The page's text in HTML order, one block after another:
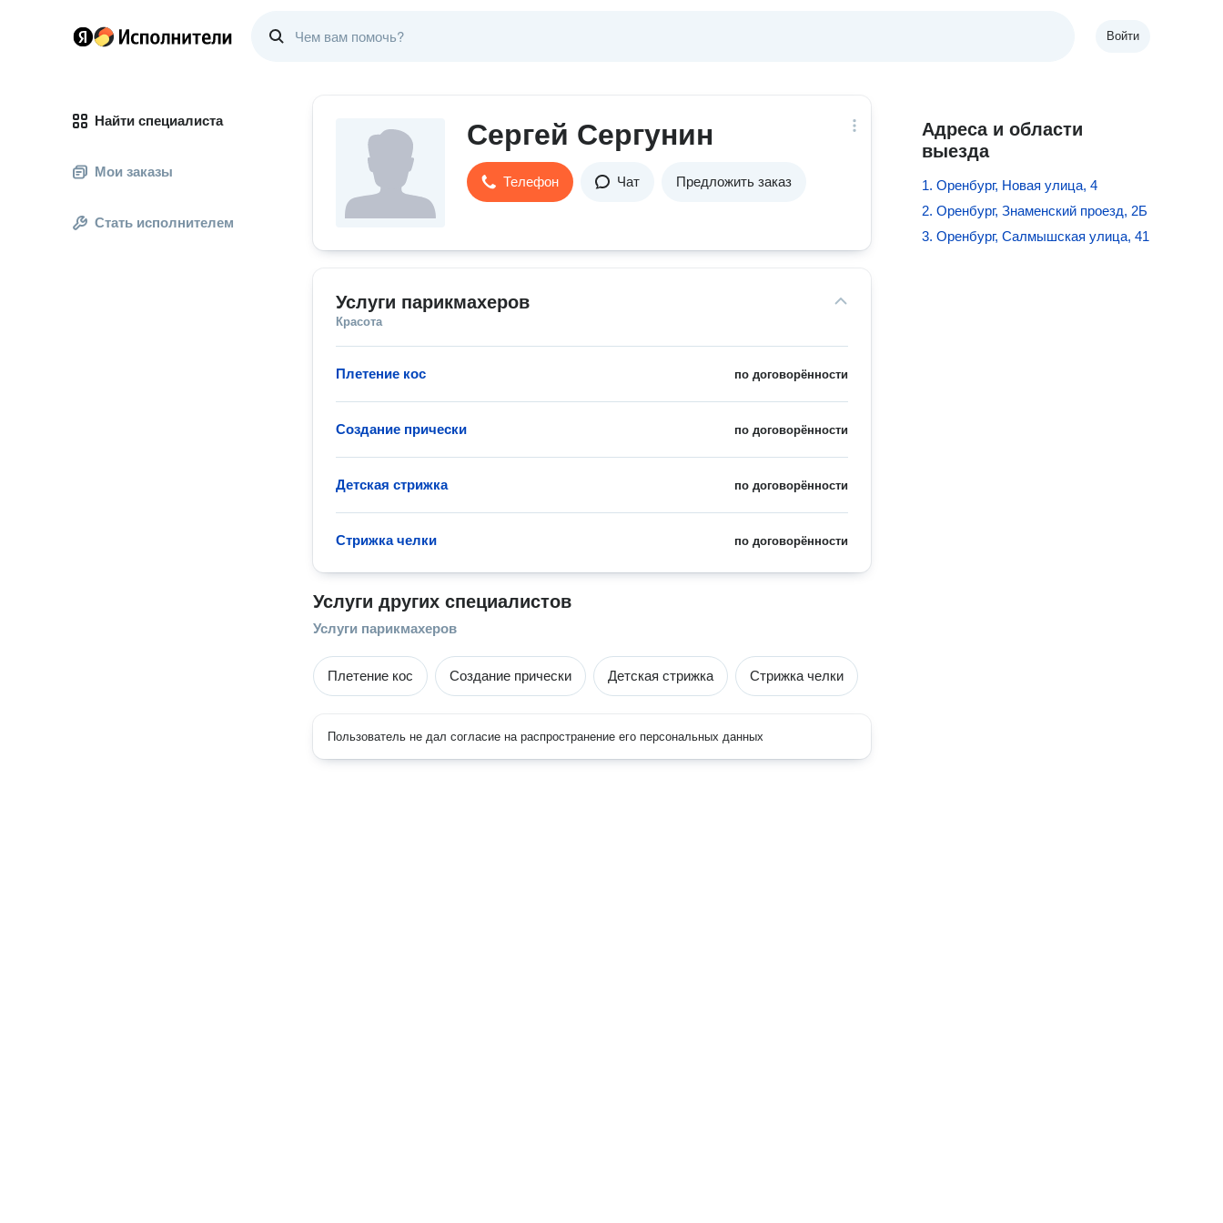
Войти
Найти специалиста
Мои заказы
Стать исполнителем
Сергей Сергунин
Телефон Чат Предложить заказ
Услуги парикмахеров
Красота
по договорённости
Плетение кос
по договорённости
Создание прически
по договорённости
Детская стрижка
по договорённости
Стрижка челки
Услуги других специалистов
Услуги парикмахеров
Плетение кос Создание прически Детская стрижка Стрижка челки
Пользователь не дал согласие на распространение его персональных данных
Адреса и области
выезда
1. Оренбург, Новая улица, 4
2. Оренбург, Знаменский проезд, 2Б
3. Оренбург, Салмышская улица, 41